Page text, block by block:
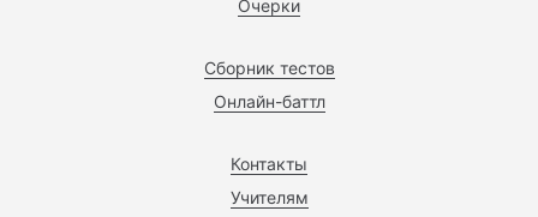
Очерки
Сборник тестов
Онлайн-баттл
Контакты
Учителям